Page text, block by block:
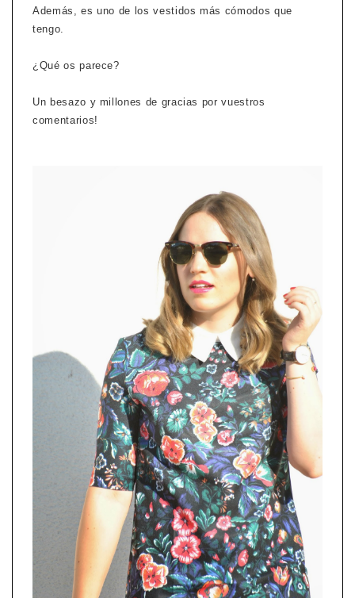
Además, es uno de los vestidos más cómodos que
tengo.
¿Qué os parece?
Un besazo y millones de gracias por vuestros
comentarios!